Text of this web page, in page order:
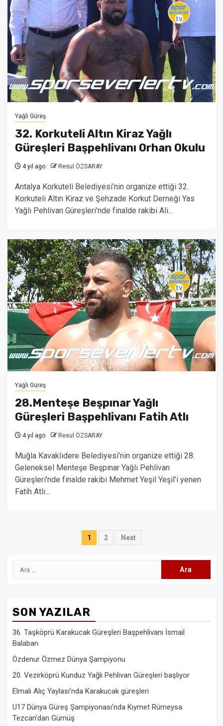
Yağlı Güreş
32. Korkuteli Altın Kiraz Yağlı
Güreşleri Başpehlivanı Orhan Okulu
4 yıl ago Resul ÖZSARAY
Antalya Korkuteli Belediyesi’nin organize ettiği 32.
Korkuteli Altın Kiraz ve Şehzade Korkut Derneği Yas
Yağlı Pehlivan Güreşleri'nde finalde rakibi Ali...
Yağlı Güreş
28.Menteşe Beşpınar Yağlı
Güreşleri Başpehlivanı Fatih Atlı
4 yıl ago Resul ÖZSARAY
Muğla Kavaklıdere Belediyesi’nin organize ettiği 28.
Geleneksel Menteşe Beşpınar Yağlı Pehlivan
Güreşleri'nde finalde rakibi Mehmet Yeşil Yeşil’i yenen
Fatih Atlı...
Yazı
1 2 Next
Arama:
SON YAZILAR
36. Taşköprü Karakucak Güreşleri Başpehlivanı İsmail
Balaban
Özdenur Özmez Dünya Şampiyonu
20. Vezirköprü Kunduz Yağlı Pehlivan Güreşleri başlıyor
Elmalı Alıç Yaylası’nda Karakucak güreşleri
U17 Dünya Güreş Şampiyonası’nda Kıymet Rümeysa
Tezcan’dan Gümüş